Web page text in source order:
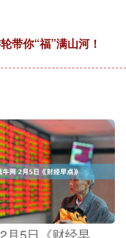
带你“福”满山河！